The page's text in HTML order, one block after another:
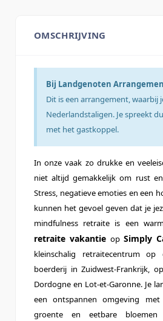
OMSCHRIJVING
Bij Landgenoten
Dit is een arrangement, waarbij
Nederlandstaligen. Je spreekt
met het gastkoppel.
In onze vaak zo drukke en
niet altijd gemakkelijk om rust
Stress, negatieve emoties en een
kunnen het gevoel geven dat je
mindfulness retraite is een
retraite vakantie opSimply
kleinschalig retraitecentrum op
boerderij in Zuidwest-Frankrijk,
Dordogne en Lot-et-Garonne. Je
een ontspannen omgeving
groente en eetbare